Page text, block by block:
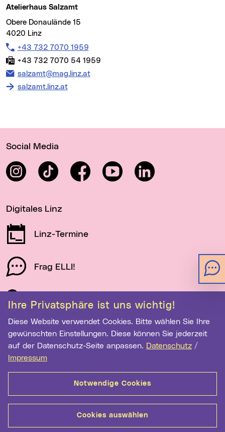
Ihre Privatsphäre ist uns wichtig!
Diese Website verwendet Cookies. Bitte wählen Sie Ihre
gewünschten Einstellungen. Diese können Sie jederzeit
auf der Datenschutz-Seite anpassen. Datenschutz /
Impressum
Notwendige Cookies
Cookies auswählen
Atelierhaus Salzamt
Obere Donaulände 15
4020 Linz
Telefon:
+43 732 7070 1959
Fax:
+43 732 7070 54 1959
E-Mail Adresse:
salzamt@mag.linz.at
salzamt.linz.at
Social Media
InstagramTikTok FacebookYouTube LinkedIn
Digitales Linz
Linz-Termine
Frag ELLI!
Schau auf Linz
Newsletter-Anmeldung
E-Mail-Adresse eingeben
Anmelden